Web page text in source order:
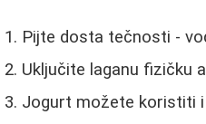
Pijte dosta tečnosti -
Uključite laganu fizičku
Jogurt možete koristiti